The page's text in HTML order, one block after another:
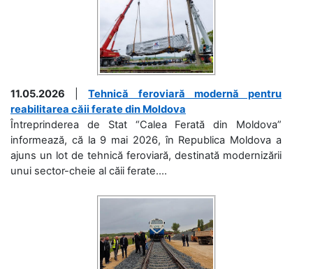
11.05.2026 |Tehnică feroviară modernă pentru
reabilitarea căii ferate din Moldova
Întreprinderea de Stat “Calea Ferată din Moldova”
informează, că la 9 mai 2026, în Republica Moldova a
ajuns un lot de tehnică feroviară, destinată modernizării
unui sector-cheie al căii ferate....